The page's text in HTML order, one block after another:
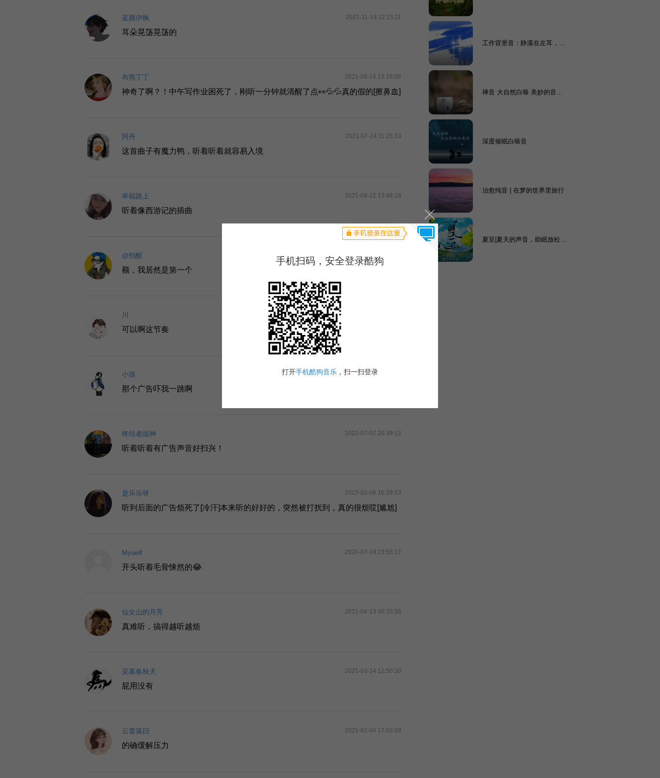
蓝颜伊枫 2021-11-19 22:23:11
耳朵晃荡晃荡的
布熊丁丁 2021-09-14 13:16:06
神奇了啊？！中午写作业困死了，刚听一分钟就清醒了点👀💦💦真的假的[擦鼻血]
阿丹 2021-07-14 11:25:33
这首曲子有魔力鸭，听着听着就容易入境
幸福路上 2021-04-12 13:48:18
听着像西游记的插曲
@拍醒 2019-11-09 20:53:36
额，我居然是第一个
川
可以啊这节奏
小孩 2023-12-24 00:04:09
那个广告吓我一跳啊
终结者战神 2022-07-02 20:39:13
听着听着有广告声音好扫兴！
是乐乐呀 2023-03-06 10:29:53
听到后面的广告烦死了[冷汗]本来听的好好的，突然被打扰到，真的很烦哎[尴尬]
Myself 2020-07-19 23:55:17
开头听着毛骨悚然的😂
仙女山的月亮 2021-04-13 00:35:36
真难听，搞得越听越烦
采葛春秋天 2021-03-14 12:50:20
屁用没有
云翕落曰 2021-02-04 17:03:39
的确缓解压力
工作背景音：静溪在左耳，专
禅音 大自然白噪 美妙的音符
深度催眠白噪音
治愈纯音 | 在梦的世界里旅行
夏至|夏天的声音，助眠放松|